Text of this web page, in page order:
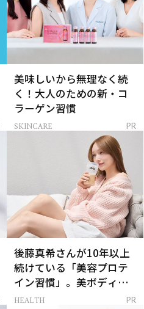
美味しいから無理なく続
く！大人のための新・コ
ラーゲン習慣
SKINCARE PR
後藤真希さんが10年以上
続けている「美容プロテ
イン習慣」。美ボディを
支える朝ルーティンと
HEALTH PR